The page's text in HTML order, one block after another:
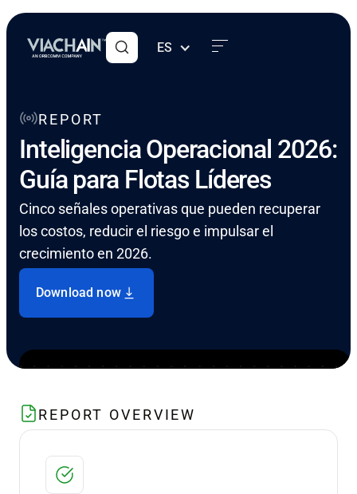
ES
REPORT
Inteligencia Operacional 2026:
Guía para Flotas Líderes
Cinco señales operativas que pueden recuperar
los costos, reducir el riesgo e impulsar el
crecimiento en 2026.
Download now
REPORT OVERVIEW